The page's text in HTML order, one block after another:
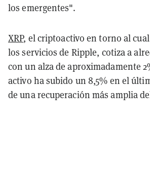
los emergentes".
XRP, el criptoactivo en torno al
los servicios de Ripple, cotiza a
con un alza de aproximadamente
activo ha subido un 8,5% en el
de una recuperación más amplia